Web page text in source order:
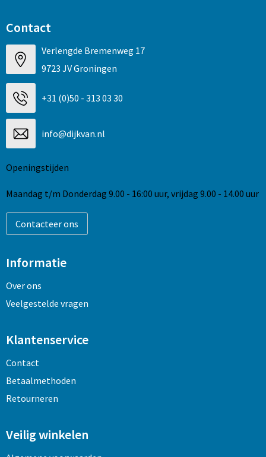
Contact
Verlengde Bremenweg 17
9723 JV Groningen
+31 (0)50 - 313 03 30
info@dijkvan.nl
Openingstijden
Maandag t/m Donderdag 9.00 - 16:00 uur, vrijdag 9.00 - 14.00 uur
Contacteer ons
Informatie
Over ons
Veelgestelde vragen
Klantenservice
Contact
Betaalmethoden
Retourneren
Veilig winkelen